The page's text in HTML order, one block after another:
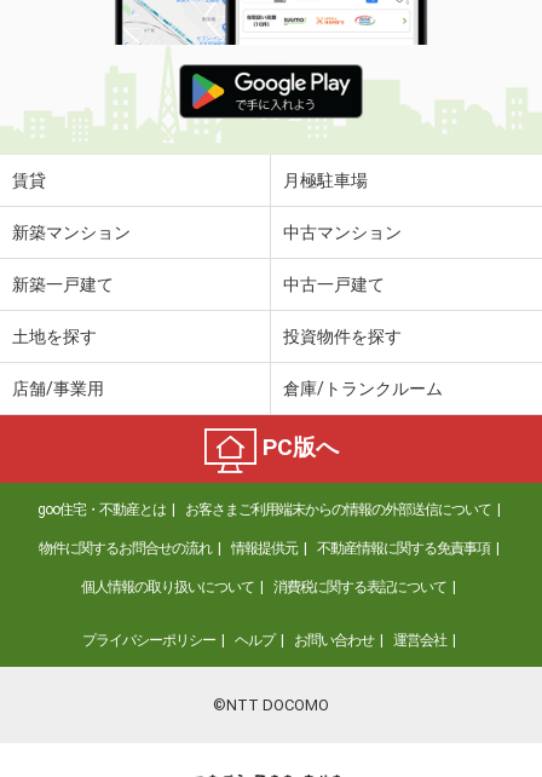
賃貸 月極駐車場
新築マンション 中古マンション
新築一戸建て 中古一戸建て
土地を探す 投資物件を探す
店舗/事業用 倉庫/トランクルーム
PC版へ
goo住宅・不動産とは お客さまご利用端末からの情報の外部送信について
物件に関するお問合せの流れ 情報提供元 不動産情報に関する免責事項
個人情報の取り扱いについて 消費税に関する表記について
プライバシーポリシー ヘルプ お問い合わせ 運営会社
©NTT DOCOMO